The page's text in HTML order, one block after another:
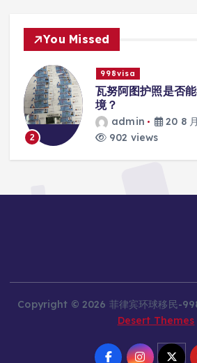
You Missed
拉自由出入
瓦努阿
Copyright © 2026 菲律宾环球移民-
Desert Themes